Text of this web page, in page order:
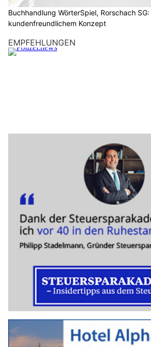
Buchhandlung WörterSpiel, Rorschach
kundenfreundlichem Konzept
EMPFEHLUNGEN